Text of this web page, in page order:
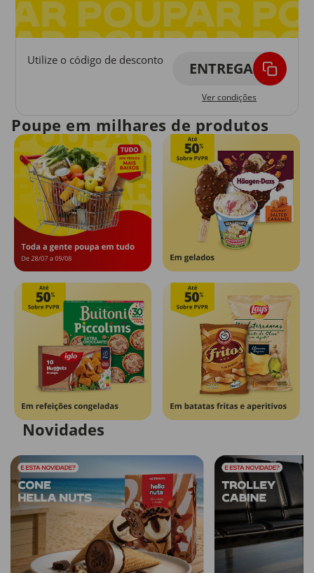
Utilize o código de desconto ENTREGA
Ver condições
Poupe em milhares de produtos
Novidades